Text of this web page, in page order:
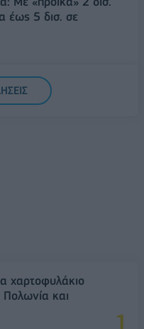
έως 5 δισ. σε
βρίσκεται η
μετάβαση
χαρτοφυλάκιο
και